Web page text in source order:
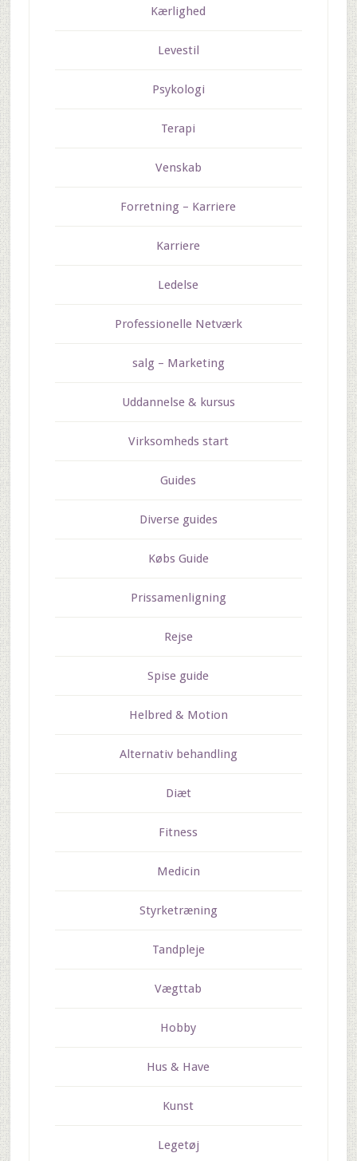
Kærlighed
Levestil
Psykologi
Terapi
Venskab
Forretning – Karriere
Karriere
Ledelse
Professionelle Netværk
salg – Marketing
Uddannelse & kursus
Virksomheds start
Guides
Diverse guides
Købs Guide
Prissamenligning
Rejse
Spise guide
Helbred & Motion
Alternativ behandling
Diæt
Fitness
Medicin
Styrketræning
Tandpleje
Vægttab
Hobby
Hus & Have
Kunst
Legetøj